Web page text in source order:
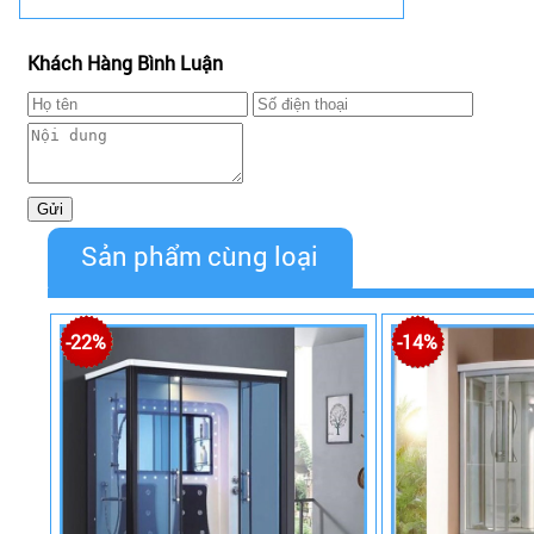
Khách Hàng Bình Luận
Sản phẩm cùng loại
-22% -14%